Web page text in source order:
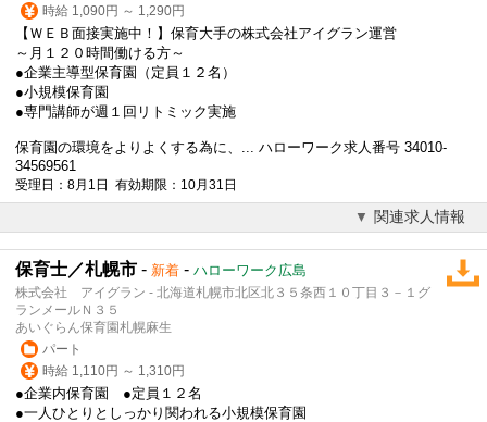
時給 1,090円 ～ 1,290円
【ＷＥＢ面接実施中！】保育大手の株式会社アイグラン運営
～月１２０時間働ける方～
●企業主導型保育園（定員１２名）
●小規模保育園
●専門講師が週１回リトミック実施
保育園の環境をよりよくする為に、... ハローワーク求人番号 34010-
34569561
受理日：8月1日 有効期限：10月31日
関連求人情報
保育士／札幌市 - 新着 - ハローワーク広島
株式会社 アイグラン - 北海道札幌市北区北３５条西１０丁目３－１グ
ランメールＮ３５
あいぐらん保育園札幌麻生
パート
時給 1,110円 ～ 1,310円
●企業内保育園 ●定員１２名
●一人ひとりとしっかり関われる小規模保育園